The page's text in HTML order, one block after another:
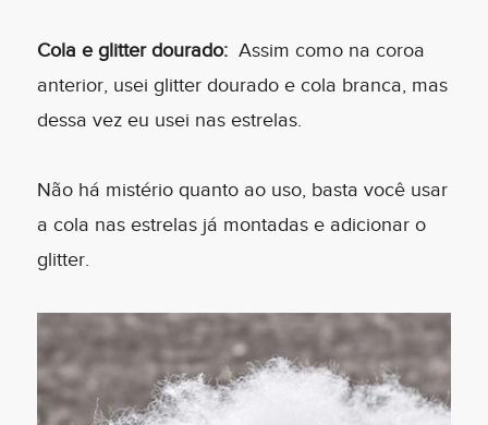
Cola e glitter dourado:Assim como na coroa
anterior, usei glitter dourado e cola branca, mas
dessa vez eu usei nas estrelas.
Não há mistério quanto ao uso, basta você usar
a cola nas estrelas já montadas e adicionar o
glitter.